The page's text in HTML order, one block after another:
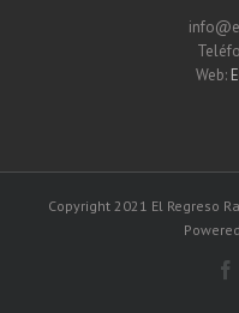
Web:
Copyright 2021 El Regreso